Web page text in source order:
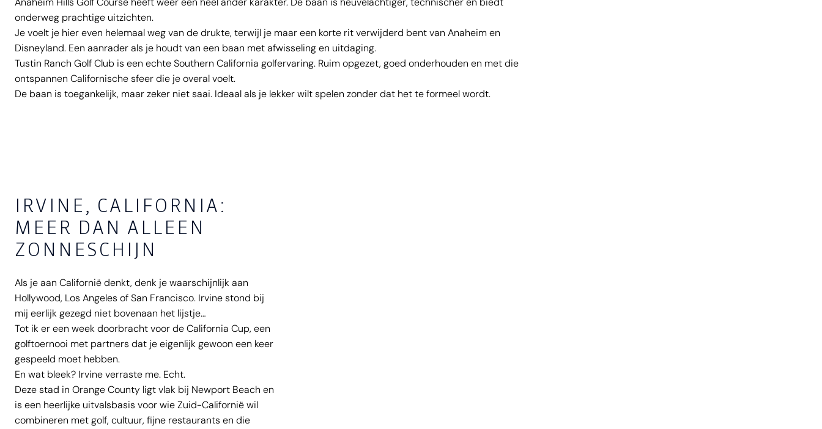
onderweg prachtige uitzichten.
Je voelt je hier even helemaal weg van de drukte, terwijl je maar een korte rit verwijderd bent van Anaheim en
Disneyland. Een aanrader als je houdt van een baan met afwisseling en uitdaging.
Tustin Ranch Golf Club is een echte Southern California golfervaring. Ruim opgezet, goed onderhouden en met die
ontspannen Californische sfeer die je overal voelt.
De baan is toegankelijk, maar zeker niet saai. Ideaal als je lekker wilt spelen zonder dat het te formeel wordt.
IRVINE, CALIFORNIA:
MEER DAN ALLEEN
ZONNESCHIJN
Als je aan Californië denkt, denk je waarschijnlijk aan
Hollywood, Los Angeles of San Francisco. Irvine stond bij
mij eerlijk gezegd niet bovenaan het lijstje…
Tot ik er een week doorbracht voor de California Cup, een
golftoernooi met partners dat je eigenlijk gewoon een keer
gespeeld moet hebben.
En wat bleek? Irvine verraste me. Echt.
Deze stad in Orange County ligt vlak bij Newport Beach en
is een heerlijke uitvalsbasis voor wie Zuid-Californië wil
combineren met golf, cultuur, fijne restaurants en die